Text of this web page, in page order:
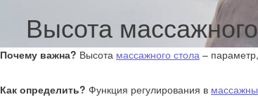
Высота
Почему важна? Высота массажного стола –
Как определить? Функция регулирования в